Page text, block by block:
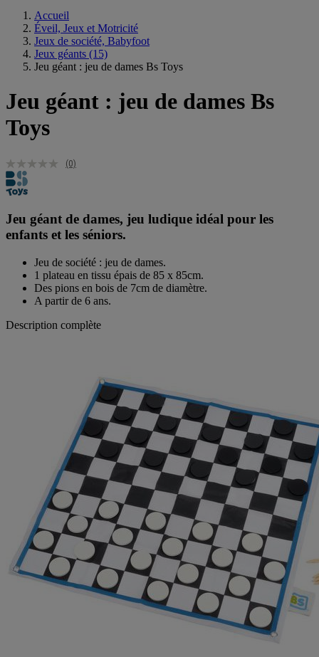
Accueil
Éveil, Jeux et Motricité
Jeux de société, Babyfoot
Jeux géants (15)
Jeu géant : jeu de dames Bs Toys
Jeu géant : jeu de dames Bs
Toys
(0)
Jeu géant de dames, jeu ludique idéal pour les
enfants et les séniors.
Jeu de société : jeu de dames.
1 plateau en tissu épais de 85 x 85cm.
Des pions en bois de 7cm de diamètre.
A partir de 6 ans.
Description complète